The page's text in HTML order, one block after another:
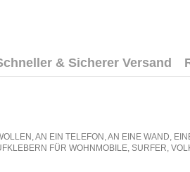
& Sicherer Versand
AN EIN TELEFON, AN EINE WAND,
FÜR WOHNMOBILE, SURFER,